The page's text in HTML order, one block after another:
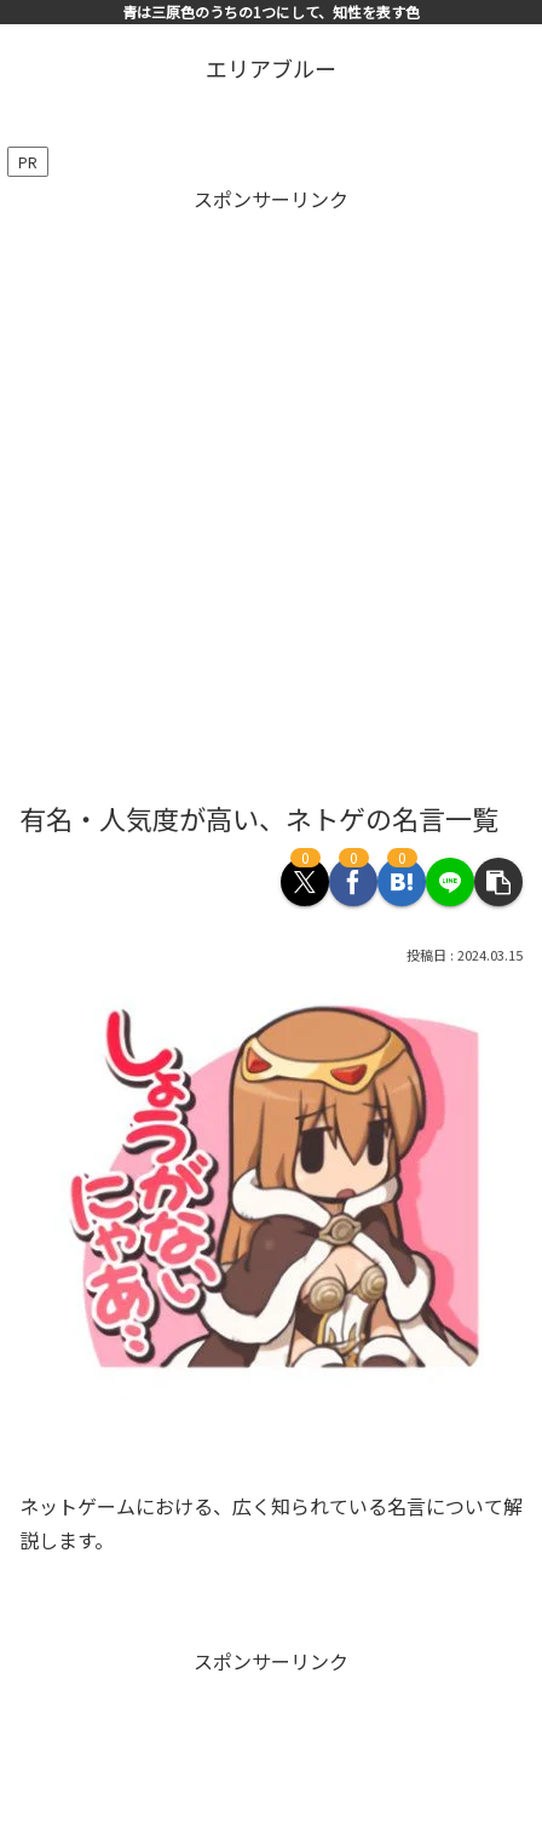
青は三原色のうちの1つにして、知性を表す色
エリアブルー
PR
スポンサーリンク
有名・人気度が高い、ネトゲの名言一覧
0 0 0
2024.03.15
ネットゲームにおける、広く知られている名言について解
説します。
スポンサーリンク